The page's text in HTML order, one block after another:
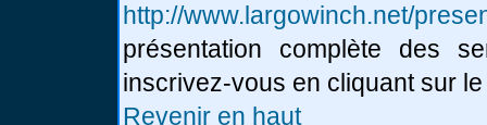
http://www.largowinch.net/
présentation complète des
inscrivez-vous en cliquant sur
Revenir en haut